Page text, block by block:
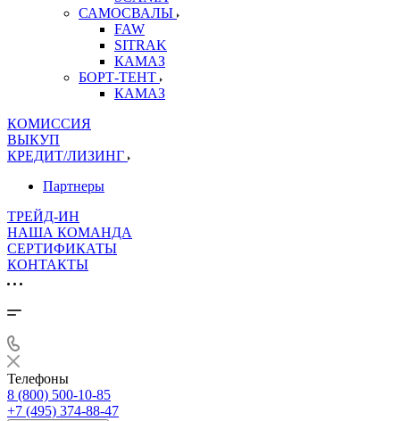
САМОСВАЛЫ
FAW
SITRAK
КАМАЗ
БОРТ-ТЕНТ
КАМАЗ
КОМИССИЯ
ВЫКУП
КРЕДИТ/ЛИЗИНГ
Партнеры
ТРЕЙД-ИН
НАША КОМАНДА
СЕРТИФИКАТЫ
КОНТАКТЫ
Телефоны
8 (800) 500-10-85
+7 (495) 374-88-47